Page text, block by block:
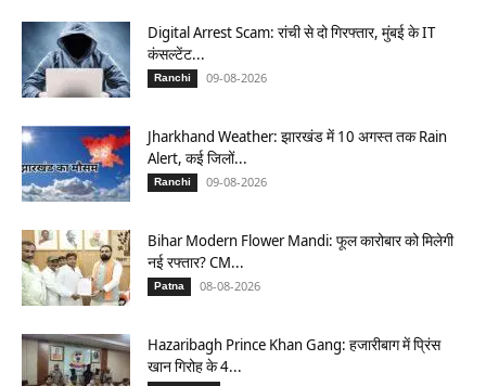
Digital Arrest Scam: रांची से दो गिरफ्तार, मुंबई के IT
कंसल्टेंट...
Ranchi 09-08-2026
Jharkhand Weather: झारखंड में 10 अगस्त तक Rain
Alert, कई जिलों...
Ranchi 09-08-2026
Bihar Modern Flower Mandi: फूल कारोबार को मिलेगी
नई रफ्तार? CM...
Patna 08-08-2026
Hazaribagh Prince Khan Gang: हजारीबाग में प्रिंस
खान गिरोह के 4...